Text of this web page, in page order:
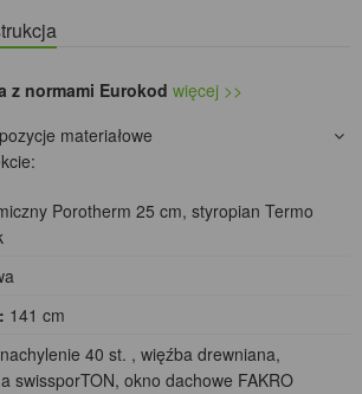
z normami Eurokod więcej >>
materiałowe
Porotherm 25 cm, styropian Termo
141 cm
40 st. , więźba drewniana,
swissporTON, okno dachowe FAKRO